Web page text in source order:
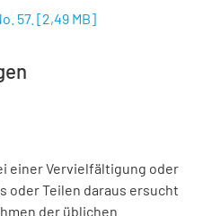
57. [2,49 MB]
einer Vervielfältigung oder
oder Teilen daraus ersucht
der üblichen